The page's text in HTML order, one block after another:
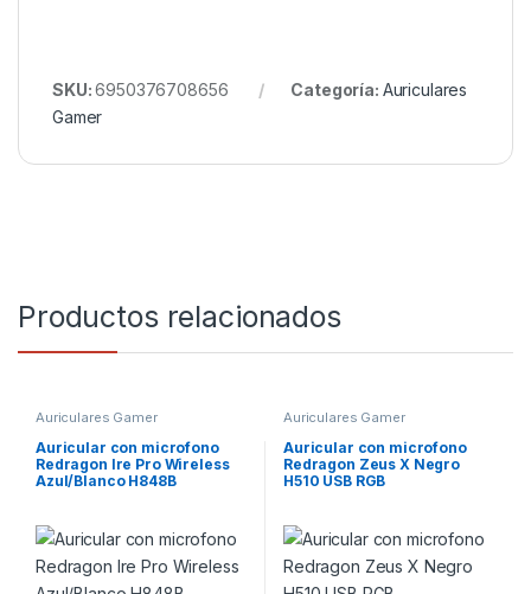
SKU:6950376708656 Categoría: Auriculares
Gamer
Productos relacionados
Auriculares Gamer
Auricular con microfono
Redragon Ire Pro Wireless
Azul/Blanco H848B
Auriculares Gamer
Auricular con microfono
Redragon Zeus X Negro
H510 USB RGB